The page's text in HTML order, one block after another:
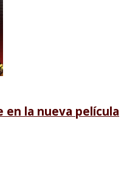
en la nueva película